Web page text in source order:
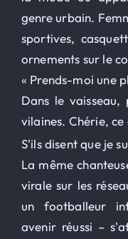
genre urbain.
sportives,
ornements sur le
« Prends-moi une
Dans le
vilaines. Chérie,
S'ils disent que je
La même
virale sur les
un footballeur
avenir réussi –